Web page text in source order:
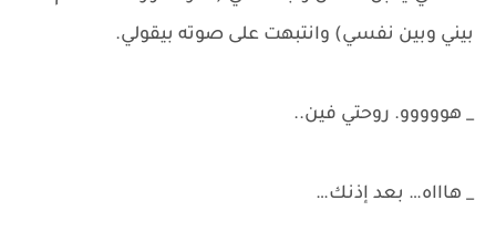
بيني وبين نفسي) وانتبهت على صوته بيقولي.
_ هووووو. روحتي فين..
_ هاااه… بعد إذنك…